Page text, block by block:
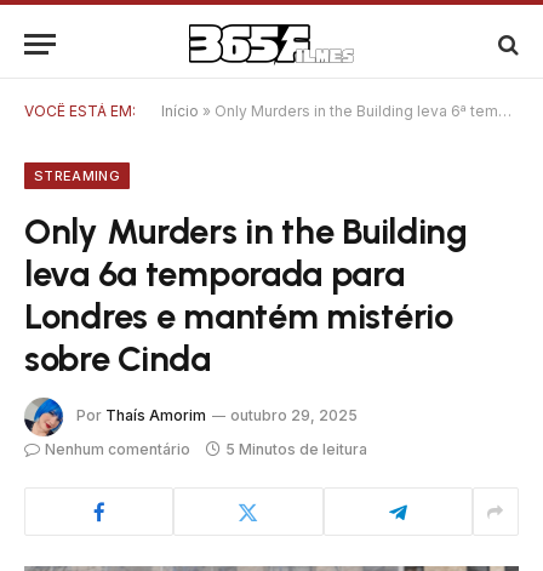
VOCÊ ESTÁ EM: Início » Only Murders in the Building leva 6ª temporada para Londres e mantém mistério sobre Cinda
STREAMING
Only Murders in the Building
leva 6ª temporada para
Londres e mantém mistério
sobre Cinda
Por Thaís Amorim
outubro 29, 2025
Nenhum comentário
5 Minutos de leitura